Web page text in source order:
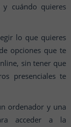
cuándo quieres
lo que quieres
opciones que te
sin tener que
presenciales te
ordenador y una
acceder a la